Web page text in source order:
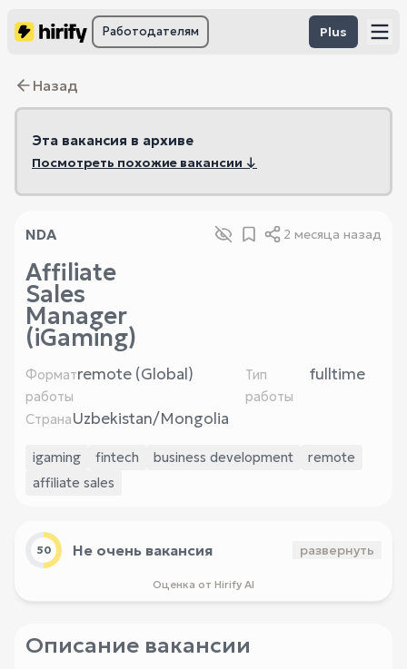
Работодателям Plus
Назад
Эта вакансия в архиве
Посмотреть похожие вакансии ↓
NDA 2 месяца назад
Affiliate
Sales
Manager
(iGaming)
Формат
работы
remote (Global)
Тип
работы
fulltime
СтранаUzbekistan/Mongolia
igaming fintech business development
remote
affiliate sales
50 Не очень вакансия развернуть
Оценка от Hirify AI
Описание вакансии